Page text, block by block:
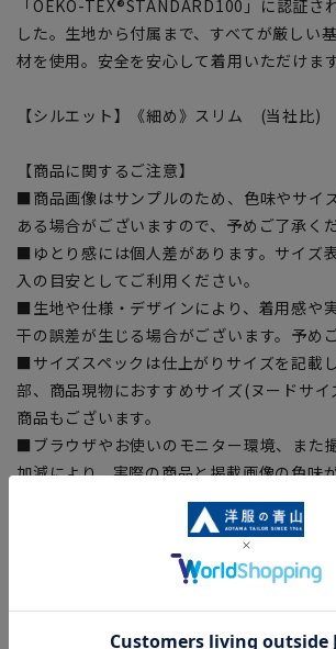
「OEKO-TEX®STANDARD100」に認証さ
した。生地から付属まで、すべてが厳しい
材を使用。安全を安心して着用いただけます
【シルエット】《細め》スリム (当社比)
【商品に関するご注意】
■商品画像はサンプルのため、色味やサイ
ある場合がございますので、予めご了承くだ
■ゆとり感には個人差があります。サイズ
入の目安としてご利用ください。
■生地や仕様・デザインにより、着用感や
干の誤差が生じる場合がございます。予め
■サイズスペックは仕上がりサイズを記載
部、商品現物におすすめサイズ(ヌードサ
商品もございます。
■ブラウザやお使いのモニター環境、また
加減により、実際の商品と掲載画像の色味
■店舗や各モールサイトと商品在庫を共有
上、ご注文いただいたタイミングにより欠
を完了できない場合がございます。予めご
■お急ぎ発送のご注文につきましても、ご
よってはお急ぎ発送サービスを選択できな